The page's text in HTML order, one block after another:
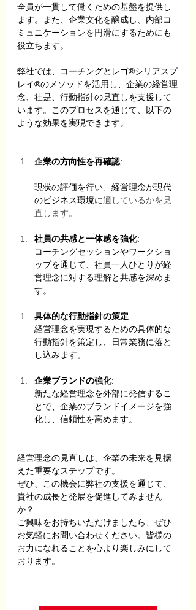
全員が一貫して働くための基盤を提供し
ます。また、企業文化を醸成し、内部コ
ミュニケーションを円滑にするためにも
役立ちます。
弊社では、コーチングとレゴ®シリアスプ
レイ®のメソッドを活用し、企業の経営理
念、社是、行動指針の見直しを支援して
います。このプロセスを通じて、以下の
ような効果を実現できます。
企業の方向性を再確認:
現状の評価を行い、経営理念が現代
のビジネス環境に適しているかを見
直します。
社員の共感と一体感を強化:
コーチングセッションやワークショ
ップを通じて、社員一人ひとりが経
営理念に対する理解と共感を深めま
す。
具体的な行動指針の策定:
経営理念を実現するための具体的な
行動指針を策定し、日常業務に落と
し込みます。
企業ブランドの強化:
新たな経営理念を外部に発信するこ
とで、企業のブランドイメージを強
化し、信頼性を高めます。
経営理念の見直しは、企業の未来を見据
えた重要なステップです。
ぜひ、この機会に弊社の支援を通じて、
貴社の成長と発展を促進してみません
か？
ご興味をお持ちいただけましたら、ぜひ
お気軽にお問い合わせください。皆様の
お力になれることを心より楽しみにして
おります。